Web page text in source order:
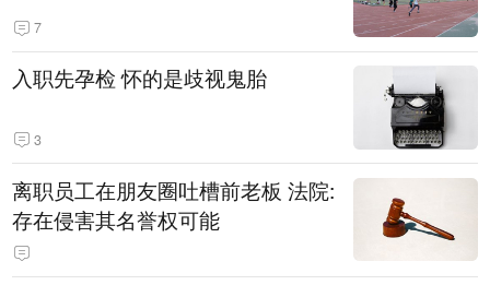
7
入职先孕检 怀的是歧视鬼胎
3
离职员工在朋友圈吐槽前老板 法院:
存在侵害其名誉权可能